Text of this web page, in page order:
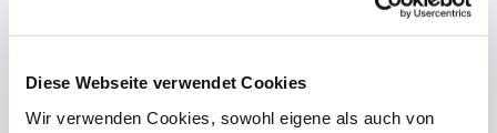
Diese Webseite verwendet Cookies
Wir verwenden Cookies, sowohl eigene als auch von